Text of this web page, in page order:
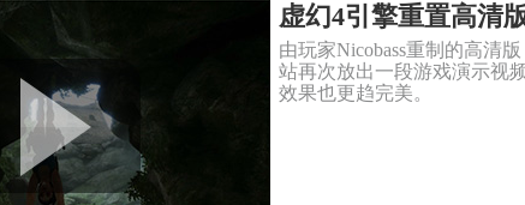
虚幻4引擎重置高清
由玩家Nicobass重制的高清
站再次放出一段游戏演示视
效果也更趋完美。